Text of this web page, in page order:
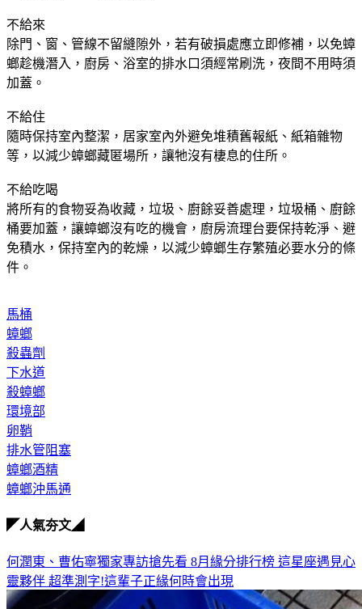
不給來
除門、窗、管線不留縫隙外，若有破損處應立即修補，以免蟑
螂趁機潛入，廚房、浴室的排水口須經常刷洗，夜間不用時須
加蓋。
不給住
隨時保持室內整潔，居家室內外避免堆積舊報紙、紙箱雜物
等，以減少蟑螂藏匿場所，讓牠沒有棲息的住所。
不給吃喝
將所有的食物妥為收藏，垃圾、廚餘妥善處理，垃圾桶、廚餘
桶要加蓋，讓蟑螂沒有吃的機會，廚房流理台要保持乾淨、避
免積水，保持室內的乾燥，以減少蟑螂生存繁殖必要水分的條
件。
馬桶
蟑螂
殺蟲劑
下水道
殺蟑螂
環境部
卵鞘
排水管阻塞
蟑螂酒精
蟑螂沖馬通
◤人氣夯文◢
何潤東、曹佑寧獨家專訪搶先看 8月緣分排行榜 這星座遇見心
靈夥伴 超準測字!這輩子正緣何時會出現